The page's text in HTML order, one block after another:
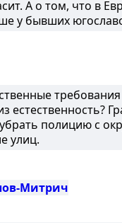
А о том, что в
у бывших
естественность?
убрать полицию с
улиц.
Митрич